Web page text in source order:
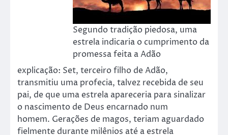
Segundo tradição piedosa, uma
estrela indicaria o cumprimento da
promessa feita a Adão
explicação: Set, terceiro filho de Adão,
transmitiu uma profecia, talvez recebida de seu
pai, de que uma estrela apareceria para sinalizar
o nascimento de Deus encarnado num
homem. Gerações de magos, teriam aguardado
fielmente durante milênios até a estrela